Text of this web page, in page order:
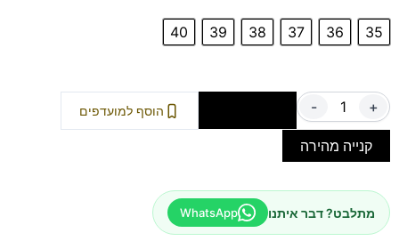
35
36
37
38
39
40
- + הוסף למועדפים
קנייה מהירה
מתלבט? דבר איתנו WhatsApp